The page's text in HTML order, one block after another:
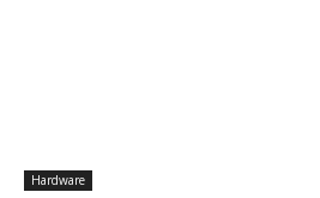
Hardware